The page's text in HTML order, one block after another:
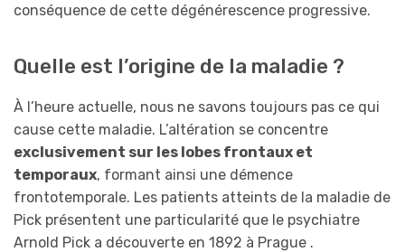
conséquence de cette dégénérescence progressive.
Quelle est l’origine de la maladie ?
À l’heure actuelle, nous ne savons toujours pas ce qui
cause cette maladie. L’altération se concentre
exclusivement sur les lobes frontaux et
temporaux, formant ainsi une démence
frontotemporale. Les patients atteints de la maladie de
Pick présentent une particularité que le psychiatre
Arnold Pick a découverte en 1892 à Prague .